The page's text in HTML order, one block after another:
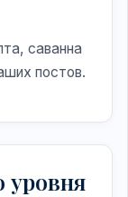
саванна
постов.
уровня